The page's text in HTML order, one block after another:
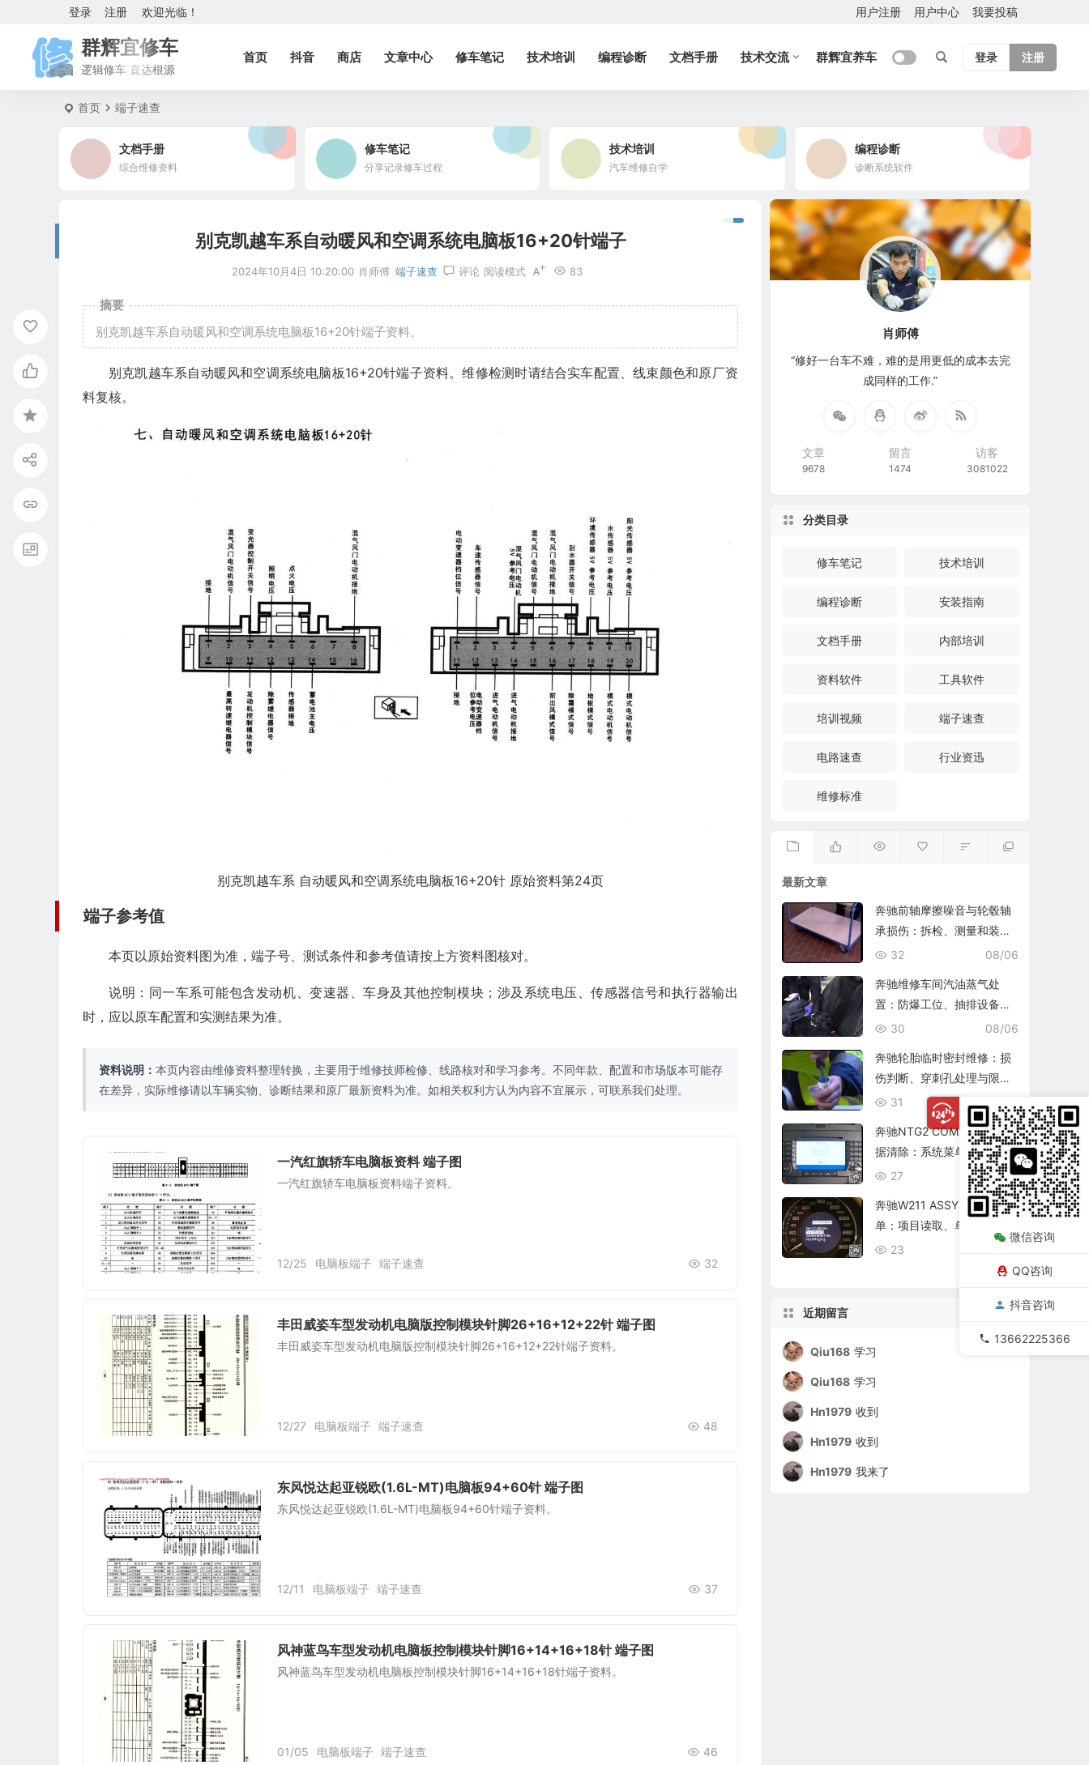
欢迎光临！
登录 注册 用户注册 用户中心 我要投稿
群辉宜修车
逻辑修车 直达根源
首页 抖音 商店 文章中心 修车笔记 技术培训 编程诊断 文档手册 技术交流 群辉宜养车 登录 注册
首页 端子速查
文档手册
综合维修资料
修车笔记
分享记录修车过程
技术培训
汽车维修自学
编程诊断
诊断系统软件
别克凯越车系自动暖风和空调系统电脑板16+20针端子
2024年10月4日 10:20:00 肖师傅 端子速查 评论 83
阅读模式
摘要
别克凯越车系自动暖风和空调系统电脑板16+20针端子资料。
别克凯越车系自动暖风和空调系统电脑板16+20针端子资料。维修检测时请结合实车配置、线束颜色和原厂资
料复核。
别克凯越车系 自动暖风和空调系统电脑板16+20针 原始资料第24页
端子参考值
本页以原始资料图为准，端子号、测试条件和参考值请按上方资料图核对。
说明：同一车系可能包含发动机、变速器、车身及其他控制模块；涉及系统电压、传感器信号和执行器输出
时，应以原车配置和实测结果为准。
资料说明： 本页内容由维修资料整理转换，主要用于维修技师检修、线路核对和学习参考。不同年款、配置和市场版本可能存
在差异，实际维修请以车辆实物、诊断结果和原厂最新资料为准。如相关权利方认为内容不宜展示，可联系我们处理。
一汽红旗轿车电脑板资料 端子图
一汽红旗轿车电脑板资料端子资料。
12/25 32
电脑板端子 端子速查
丰田威姿车型发动机电脑版控制模块针脚26+16+12+22针 端子图
丰田威姿车型发动机电脑版控制模块针脚26+16+12+22针端子资料。
12/27 48
电脑板端子 端子速查
东风悦达起亚锐欧(1.6L-MT)电脑板94+60针 端子图
东风悦达起亚锐欧(1.6L-MT)电脑板94+60针端子资料。
12/11 37
电脑板端子 端子速查
风神蓝鸟车型发动机电脑板控制模块针脚16+14+16+18针 端子图
风神蓝鸟车型发动机电脑板控制模块针脚16+14+16+18针端子资料。
01/05 46
电脑板端子 端子速查
肖师傅
“修好一台车不难，难的是用更低的成本去完
成同样的工作.”
文章
9678
留言
1474
访客
3081022
分类目录
修车笔记 技术培训
编程诊断 安装指南
文档手册 内部培训
资料软件 工具软件
培训视频 端子速查
电路速查 行业资迅
维修标准
最新文章
奔驰前轴摩擦噪音与轮毂轴
承损伤：拆检、测量和装复
复查
08/06
32
奔驰维修车间汽油蒸气处
置：防爆工位、抽排设备与
燃油收集
08/06
30
奔驰轮胎临时密封维修：损
伤判断、穿刺孔处理与限速
复查
08/06
31
奔驰NTG2 COMAND个人数
据清除：系统菜单、恢复出
厂与结果确认
08/06
27
奔驰W211 ASSYST保养菜
单：项目读取、单项确认与
复位核查
23
近期留言
Qiu168 学习
Qiu168 学习
Hn1979 收到
Hn1979 收到
Hn1979 我来了
微信咨询
QQ咨询
抖音咨询
13662225366